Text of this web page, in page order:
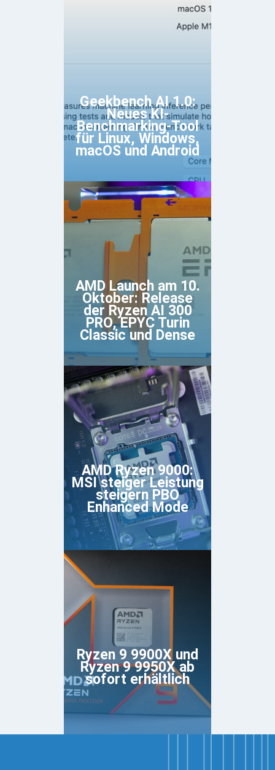
Geekbench AI 1.0:
Neues KI-
Benchmarking-Tool
für Linux, Windows,
macOS und Android
AMD Launch am 10.
Oktober: Release
der Ryzen AI 300
PRO, EPYC Turin
Classic und Dense
AMD Ryzen 9000:
MSI steiger Leistung
steigern PBO
Enhanced Mode
Ryzen 9 9900X und
Ryzen 9 9950X ab
sofort erhältlich